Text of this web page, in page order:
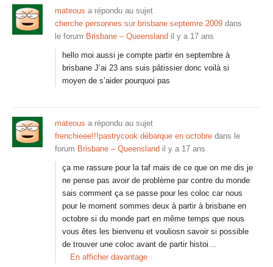
mateous a répondu au sujet
cherche personnes sur brisbane septemre 2009 dans
le forum Brisbane – Queensland il y a 17 ans
hello moi aussi je compte partir en septembre à
brisbane J’ai 23 ans suis pâtissier donc voilà si
moyen de s’aider pourquoi pas
mateous a répondu au sujet
frenchieee!!!pastrycook débarque en octobre dans le
forum Brisbane – Queensland il y a 17 ans
ça me rassure pour la taf mais de ce que on me dis je
ne pense pas avoir de problème par contre du monde
sais comment ça se passe pour les coloc car nous
pour le moment sommes deux à partir à brisbane en
octobre si du monde part en même temps que nous
vous êtes les bienvenu et vouliosn savoir si possible
de trouver une coloc avant de partir histoi…
En afficher davantage